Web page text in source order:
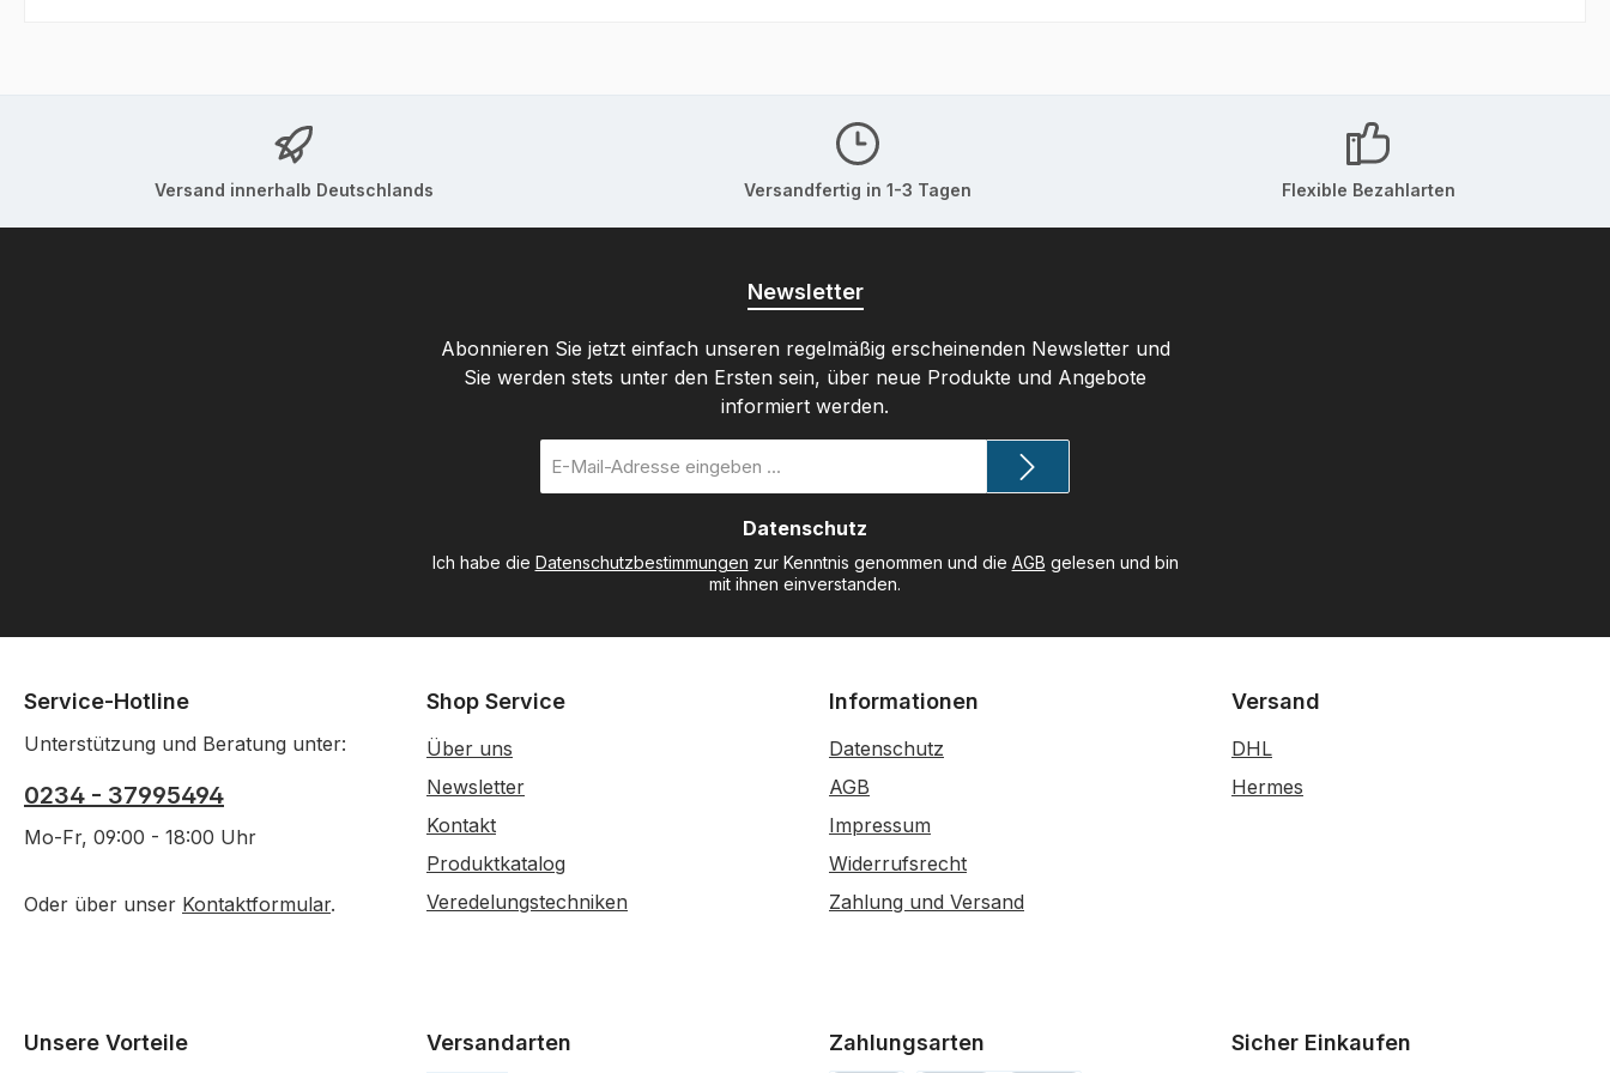
Versand innerhalb Deutschlands Versandfertig in 1-3 Tagen Flexible Bezahlarten
Newsletter
Abonnieren Sie jetzt einfach unseren regelmäßig erscheinenden Newsletter und
Sie werden stets unter den Ersten sein, über neue Produkte und Angebote
informiert werden.
Mail-
Datenschutz
Ich habe die Datenschutzbestimmungen zur Kenntnis genommen und die AGB gelesen und bin
mit ihnen einverstanden.
Service-Hotline
Unterstützung und Beratung unter:
0234 - 37995494
Mo-Fr, 09:00 - 18:00 Uhr
Oder über unser Kontaktformular.
Shop Service
Über uns
Newsletter
Kontakt
Produktkatalog
Veredelungstechniken
Informationen
Datenschutz
AGB
Impressum
Widerrufsrecht
Zahlung und Versand
Versand
DHL
Hermes
Unsere Vorteile Versandarten Zahlungsarten Sicher Einkaufen